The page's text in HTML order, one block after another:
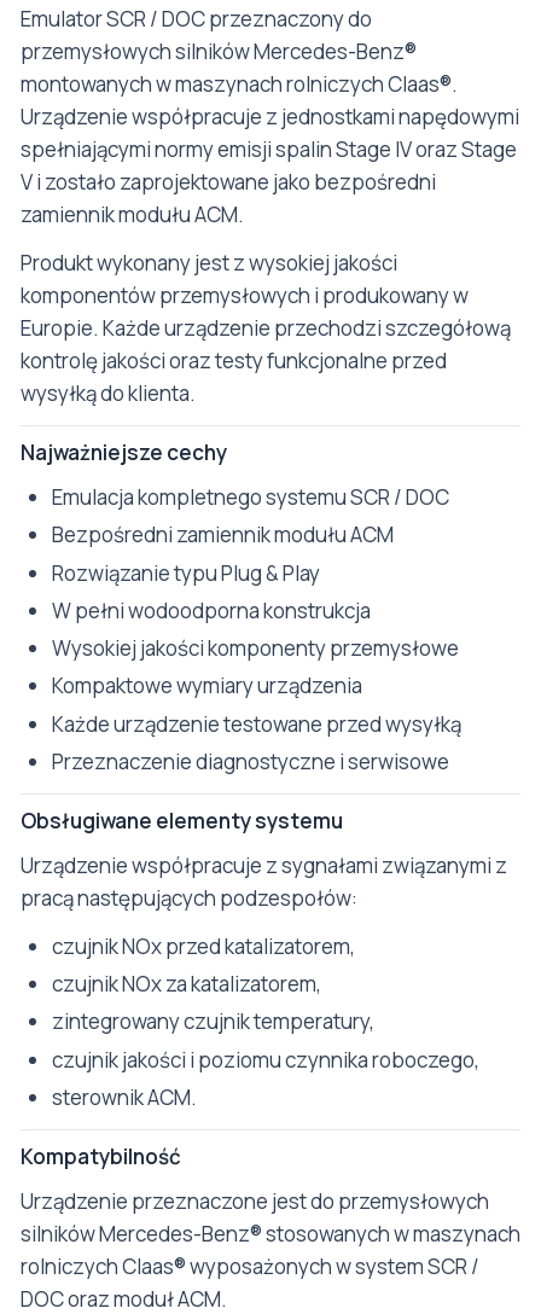
Emulator SCR / DOC przeznaczony do
przemysłowych silników Mercedes-Benz®
montowanych w maszynach rolniczych Claas®.
Urządzenie współpracuje z jednostkami napędowymi
spełniającymi normy emisji spalin Stage IV oraz Stage
V i zostało zaprojektowane jako bezpośredni
zamiennik modułu ACM.
Produkt wykonany jest z wysokiej jakości
komponentów przemysłowych i produkowany w
Europie. Każde urządzenie przechodzi szczegółową
kontrolę jakości oraz testy funkcjonalne przed
wysyłką do klienta.
Najważniejsze cechy
Emulacja kompletnego systemu SCR / DOC
Bezpośredni zamiennik modułu ACM
Rozwiązanie typu Plug & Play
W pełni wodoodporna konstrukcja
Wysokiej jakości komponenty przemysłowe
Kompaktowe wymiary urządzenia
Każde urządzenie testowane przed wysyłką
Przeznaczenie diagnostyczne i serwisowe
Obsługiwane elementy systemu
Urządzenie współpracuje z sygnałami związanymi z
pracą następujących podzespołów:
czujnik NOx przed katalizatorem,
czujnik NOx za katalizatorem,
zintegrowany czujnik temperatury,
czujnik jakości i poziomu czynnika roboczego,
sterownik ACM.
Kompatybilność
Urządzenie przeznaczone jest do przemysłowych
silników Mercedes-Benz® stosowanych w maszynach
rolniczych Claas® wyposażonych w system SCR /
DOC oraz moduł ACM.